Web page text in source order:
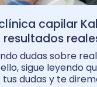
capilar
dudas sobre
sigue leyendo
dudas y te